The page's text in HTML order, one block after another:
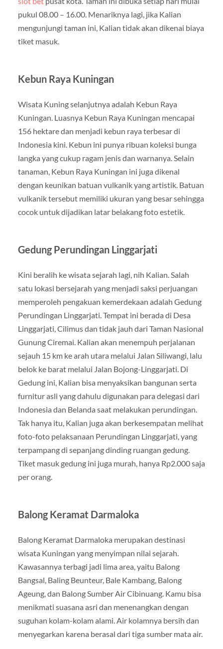
pukul 08.00 – 16.00. Menariknya lagi, jika Kalian
mengunjungi taman ini, Kalian tidak akan dikenai biaya
tiket masuk.
Kebun Raya Kuningan
Wisata Kuning selanjutnya adalah Kebun Raya
Kuningan. Luasnya Kebun Raya Kuningan mencapai
156 hektare dan menjadi kebun raya terbesar di
Indonesia kini. Kebun ini punya ribuan koleksi bunga
langka yang cukup ragam jenis dan warnanya. Selain
tanaman, Kebun Raya Kuningan ini juga dikenal
dengan keunikan batuan vulkanik yang artistik. Batuan
vulkanik tersebut memiliki ukuran yang besar sehingga
cocok untuk dijadikan latar belakang foto estetik.
Gedung Perundingan Linggarjati
Kini beralih ke wisata sejarah lagi, nih Kalian. Salah
satu lokasi bersejarah yang menjadi saksi perjuangan
memperoleh pengakuan kemerdekaan adalah Gedung
Perundingan Linggarjati. Tempat ini berada di Desa
Linggarjati, Cilimus dan tidak jauh dari Taman Nasional
Gunung Ciremai. Kalian akan menempuh perjalanan
sejauh 15 km ke arah utara melalui Jalan Siliwangi, lalu
belok ke barat melalui Jalan Bojong-Linggarjati. Di
Gedung ini, Kalian bisa menyaksikan bangunan serta
furnitur asli yang dahulu digunakan para delegasi dari
Indonesia dan Belanda saat melakukan perundingan.
Tak hanya itu, Kalian juga akan berkesempatan melihat
foto-foto pelaksanaan Perundingan Linggarjati, yang
terpampang di sepanjang dinding ruangan gedung.
Tiket masuk gedung ini juga murah, hanya Rp2.000 saja
per orang.
Balong Keramat Darmaloka
Balong Keramat Darmaloka merupakan destinasi
wisata Kuningan yang menyimpan nilai sejarah.
Kawasannya terbagi jadi lima area, yaitu Balong
Bangsal, Baling Beunteur, Bale Kambang, Balong
Ageung, dan Balong Sumber Air Cibinuang. Kamu bisa
menikmati suasana asri dan menenangkan dengan
suguhan kolam-kolam alami. Air kolamnya bersih dan
menyegarkan karena berasal dari tiga sumber mata air.